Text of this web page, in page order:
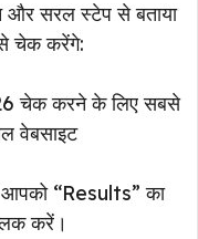
सरल स्टेप से बताया
से चेक करेंगे:
चेक करने के लिए सबसे
वेबसाइट
आपको “Results” का
करें।